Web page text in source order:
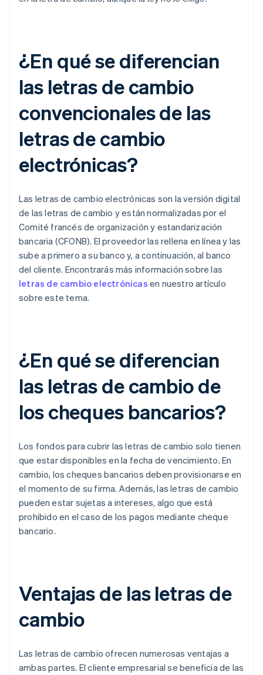
¿En qué se diferencian
las letras de cambio
convencionales de las
letras de cambio
electrónicas?
Las letras de cambio electrónicas son la versión digital
de las letras de cambio y están normalizadas por el
Comité francés de organización y estandarización
bancaria (CFONB). El proveedor las rellena en línea y las
sube a primero a su banco y, a continuación, al banco
del cliente. Encontrarás más información sobre las
letras de cambio electrónicas en nuestro artículo
sobre este tema.
¿En qué se diferencian
las letras de cambio de
los cheques bancarios?
Los fondos para cubrir las letras de cambio solo tienen
que estar disponibles en la fecha de vencimiento. En
cambio, los cheques bancarios deben provisionarse en
el momento de su firma. Además, las letras de cambio
pueden estar sujetas a intereses, algo que está
prohibido en el caso de los pagos mediante cheque
bancario.
Ventajas de las letras de
cambio
Las letras de cambio ofrecen numerosas ventajas a
ambas partes. El cliente empresarial se beneficia de las